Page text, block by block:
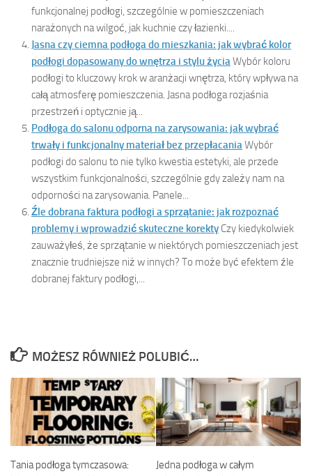
funkcjonalnej podłogi, szczególnie w pomieszczeniach
narażonych na wilgoć, jak kuchnie czy łazienki....
Jasna czy ciemna podłoga do mieszkania: jak wybrać kolor
podłogi dopasowany do wnętrza i stylu życiaWybór koloru
podłogi to kluczowy krok w aranżacji wnętrza, który wpływa na
całą atmosferę pomieszczenia. Jasna podłoga rozjaśnia
przestrzeń i optycznie ją...
Podłoga do salonu odporna na zarysowania: jak wybrać
trwały i funkcjonalny materiał bez przepłacaniaWybór
podłogi do salonu to nie tylko kwestia estetyki, ale przede
wszystkim funkcjonalności, szczególnie gdy zależy nam na
odporności na zarysowania. Panele...
Źle dobrana faktura podłogi a sprzątanie: jak rozpoznać
problemy i wprowadzić skuteczne korekty Czy kiedykolwiek
zauważyłeś, że sprzątanie w niektórych pomieszczeniach jest
znacznie trudniejsze niż w innych? To może być efektem źle
dobranej faktury podłogi,...
MOŻESZ RÓWNIEŻ POLUBIĆ…
Tania podłoga tymczasowa:
Jedna podłoga w całym